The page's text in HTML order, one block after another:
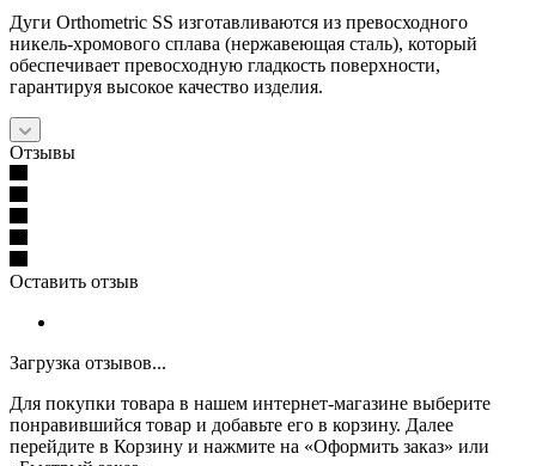
Дуги Orthometric SS изготавливаются из превосходного
никель-хромового сплава (нержавеющая сталь), который
обеспечивает превосходную гладкость поверхности,
гарантируя высокое качество изделия.
Отзывы
Оставить отзыв
Загрузка отзывов...
Для покупки товара в нашем интернет-магазине выберите
понравившийся товар и добавьте его в корзину. Далее
перейдите в Корзину и нажмите на «Оформить заказ» или